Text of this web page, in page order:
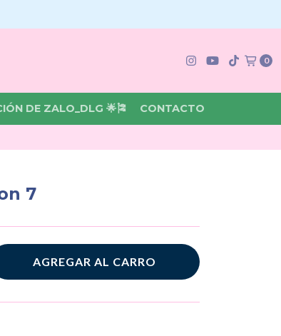
0
DE ZALO_DLG 🌟🎏 CONTACTO
7
AGREGAR AL CARRO